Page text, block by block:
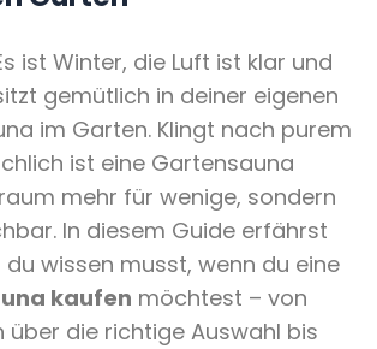
ist Winter, die Luft ist klar und
gemütlich in deiner eigenen
im Garten. Klingt nach purem
ist eine Gartensauna
mehr für wenige, sondern
In diesem Guide erfährst
du wissen musst, wenn du eine
kaufen möchtest – von
über die richtige Auswahl bis